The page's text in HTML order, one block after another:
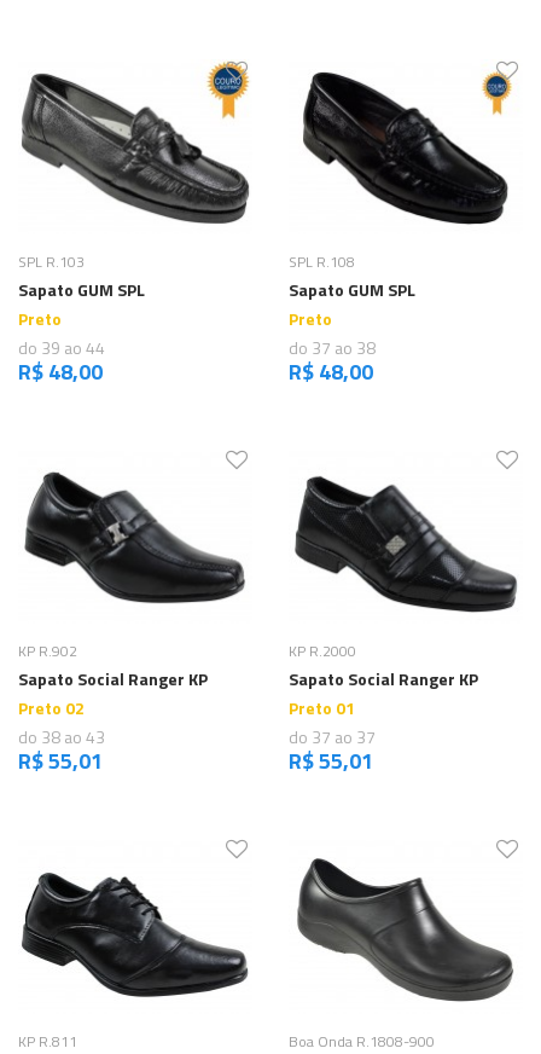
Comprar
SPL R.103
Sapato GUM SPL
Preto
do 39 ao 44
R$ 48,00
Comprar
SPL R.108
Sapato GUM SPL
Preto
do 37 ao 38
R$ 48,00
KP R.902
Sapato Social Ranger KP
Preto 02
do 38 ao 43
R$ 55,01
Comprar
KP R.2000
Sapato Social Ranger KP
Preto 01
do 37 ao 37
R$ 55,01
KP R.811 Comprar
Boa Onda R.1808-900